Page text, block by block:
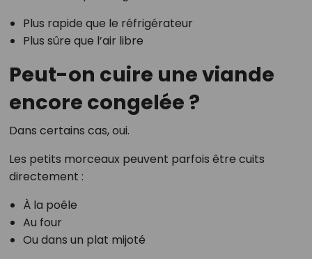
Plus rapide que le réfrigérateur
Plus sûre que l’air libre
Peut-on cuire une viande
encore congelée ?
Dans certains cas, oui.
Les petits morceaux peuvent parfois être cuits
directement :
À la poêle
Au four
Ou dans un plat mijoté